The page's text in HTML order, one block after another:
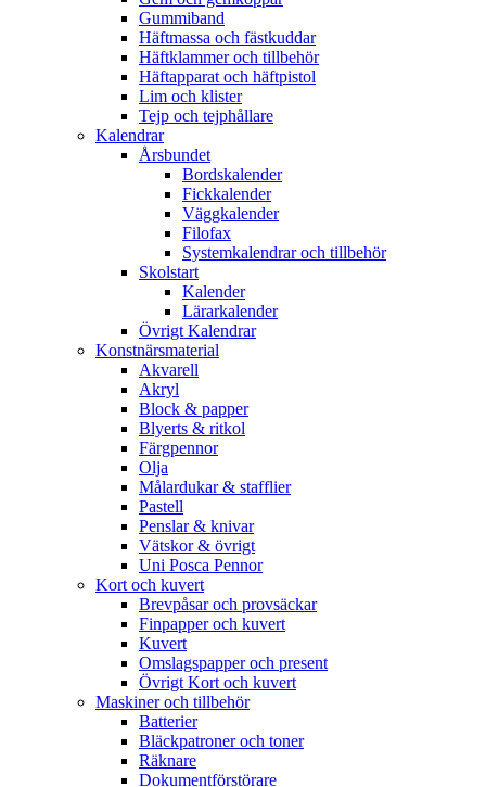
Gummiband
Häftmassa och fästkuddar
Häftklammer och tillbehör
Häftapparat och häftpistol
Lim och klister
Tejp och tejphållare
Kalendrar
Årsbundet
Bordskalender
Fickkalender
Väggkalender
Filofax
Systemkalendrar och tillbehör
Skolstart
Kalender
Lärarkalender
Övrigt Kalendrar
Konstnärsmaterial
Akvarell
Akryl
Block & papper
Blyerts & ritkol
Färgpennor
Olja
Målardukar & stafflier
Pastell
Penslar & knivar
Vätskor & övrigt
Uni Posca Pennor
Kort och kuvert
Brevpåsar och provsäckar
Finpapper och kuvert
Kuvert
Omslagspapper och present
Övrigt Kort och kuvert
Maskiner och tillbehör
Batterier
Bläckpatroner och toner
Räknare
Dokumentförstörare